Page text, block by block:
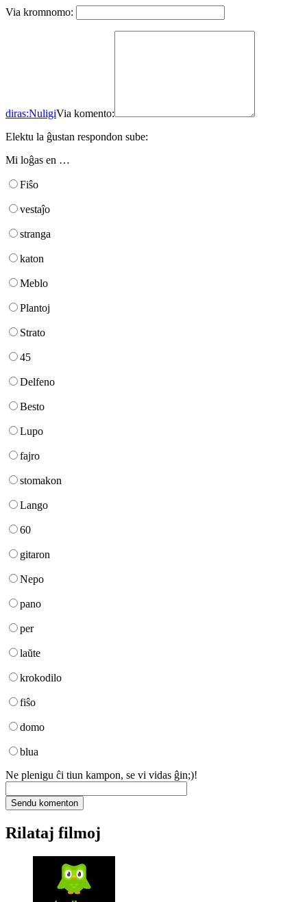
Via kromnomo:
diras:NuligiVia komento:
Elektu la ĝustan respondon sube:
Mi loĝas en …
Fiŝo
vestaĵo
stranga
katon
Meblo
Plantoj
Strato
45
Delfeno
Besto
Lupo
fajro
stomakon
Lango
60
gitaron
Nepo
pano
per
laŭte
krokodilo
fiŝo
domo
blua
Ne plenigu ĉi tiun kampon, se vi vidas ĝin;)!
Rilataj filmoj